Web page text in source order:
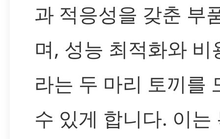
과 적응성을 갖춘 부
며, 성능 최적화와 비
라는 두 마리 토끼를
수 있게 합니다. 이는